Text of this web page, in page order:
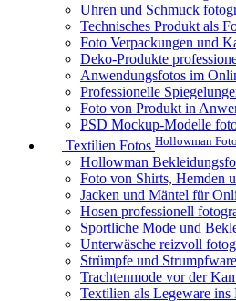
Uhren und Schmuck
Technisches Produkt als
Foto Verpackungen und
Deko-Produkte
Anwendungsfotos im
Professionelle
Foto von Produkt in
PSD Mockup-Modelle
Textilien Fotos Hollowman
Hollowman
Foto von Shirts, Hemden
Jacken und Mäntel für
Hosen professionell
Sportliche Mode und
Unterwäsche reizvoll
Strümpfe und
Trachtenmode vor der
Textilien als Legeware